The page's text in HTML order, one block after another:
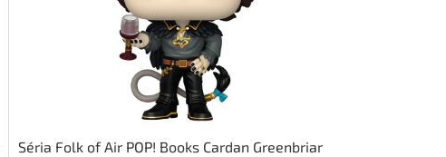
Séria Folk of Air POP! Books Cardan Greenbriar